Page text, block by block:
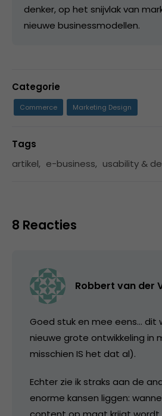
denker, op het snijvlak van
nieuwe businessmodellen.
Categorie
Commerce Marketing Design
Tags
artikel, e-business, usability &
8 Reacties
Robbert van der
Goed stuk en mee eens… dit
nieuwe grote ontwikkeling in
misschien IS het dat al).
Echter zie ik straks aan de
enorme kansen liggen: